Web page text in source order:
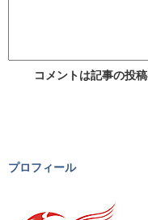
コメントは記事の投
プロフィール